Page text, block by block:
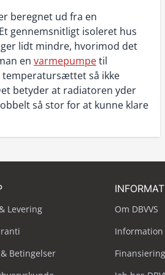
beregnet ud fra en
gennemsnitligt isoleret hus
lidt mindre, hvorimod det
en varmepumpetil
så ikke
betyder at radiatoren yder
så stor for at kunne klare
Levering
Betingelser
Om DBVVS
Information
Finansiering